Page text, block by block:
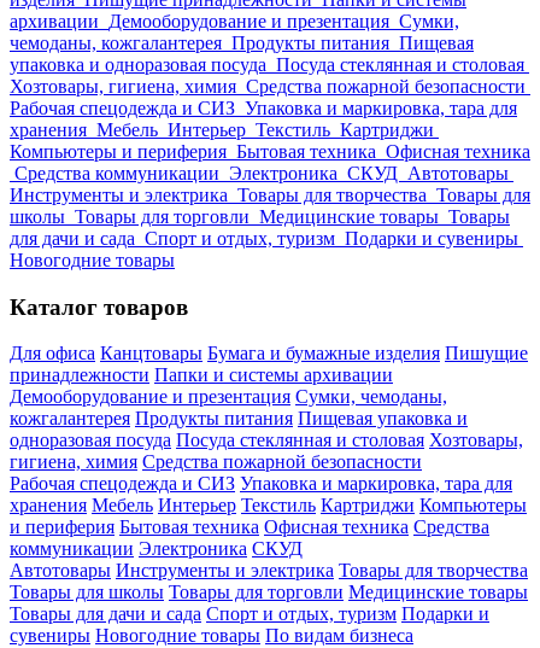
архивации Демооборудование и презентация Сумки,
чемоданы, кожгалантерея Продукты питания Пищевая
упаковка и одноразовая посуда Посуда стеклянная и столовая
Хозтовары, гигиена, химия Средства пожарной безопасности
Рабочая спецодежда и СИЗ Упаковка и маркировка, тара для
хранения Мебель Интерьер Текстиль Картриджи
Компьютеры и периферия Бытовая техника Офисная техника
Средства коммуникации Электроника СКУД Автотовары
Инструменты и электрика Товары для творчества Товары для
школы Товары для торговли Медицинские товары Товары
для дачи и сада Спорт и отдых, туризм Подарки и сувениры
Новогодние товары
Каталог товаров
Для офиса Канцтовары Бумага и бумажные изделия Пишущие
принадлежности Папки и системы архивации
Демооборудование и презентация Сумки, чемоданы,
кожгалантерея Продукты питания Пищевая упаковка и
одноразовая посуда Посуда стеклянная и столовая Хозтовары,
гигиена, химия Средства пожарной безопасности
Рабочая спецодежда и СИЗ Упаковка и маркировка, тара для
хранения Мебель Интерьер Текстиль Картриджи Компьютеры
и периферия Бытовая техника Офисная техника Средства
коммуникации Электроника СКУД
Автотовары Инструменты и электрика Товары для творчества
Товары для школы Товары для торговли Медицинские товары
Товары для дачи и сада Спорт и отдых, туризм Подарки и
сувениры Новогодние товары По видам бизнеса